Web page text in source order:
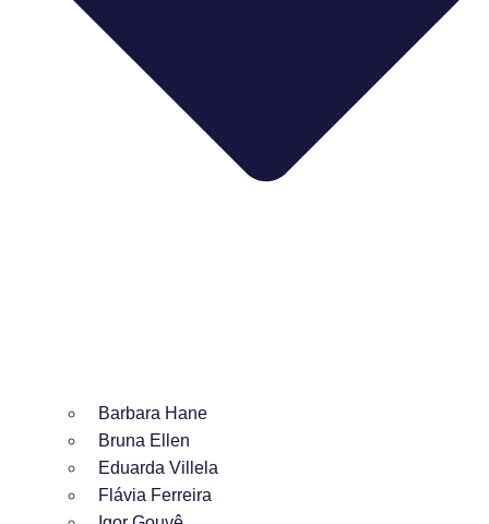
Barbara Hane
Bruna Ellen
Eduarda Villela
Flávia Ferreira